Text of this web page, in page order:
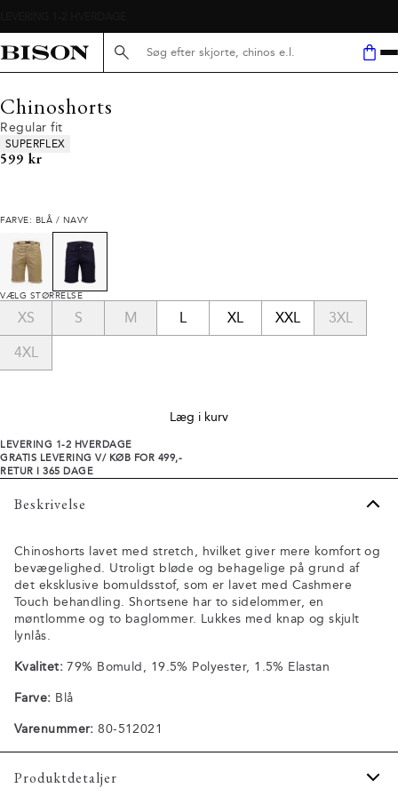
Søg her...
Chinoshorts
Regular fit
Produkt egenskaber
SUPERFLEX
I alt (inkl. rabat)
599 kr
FARVE: BLÅ / NAVY
VÆLG STØRRELSE
XS S M L XL XXL 3XL
4XL
Læg i kurv
LEVERING 1-2 HVERDAGE
GRATIS LEVERING V/ KØB FOR 499,-
RETUR I 365 DAGE
Beskrivelse
Chinoshorts lavet med stretch, hvilket giver mere komfort og
bevægelighed. Utroligt bløde og behagelige på grund af
det eksklusive bomuldsstof, som er lavet med Cashmere
Touch behandling. Shortsene har to sidelommer, en
møntlomme og to baglommer. Lukkes med knap og skjult
lynlås.
Kvalitet:79% Bomuld, 19.5% Polyester, 1.5% Elastan
Farve: Blå
Varenummer: 80-512021
Produktdetaljer